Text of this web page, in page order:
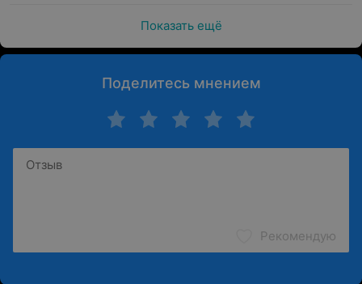
Показать ещё
Поделитесь мнением
Рекомендую